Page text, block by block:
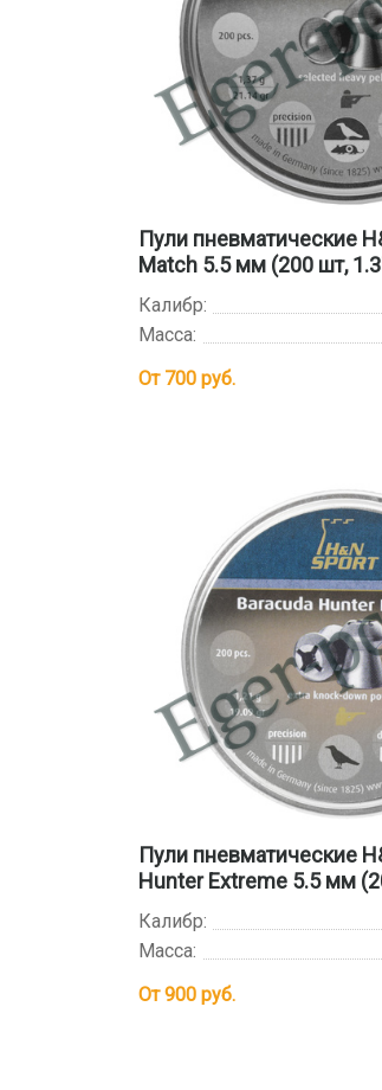
Пули пневматические
Match 5.5 мм (200 шт,
Калибр:
Масса:
От 700 руб.
Пули пневматические
Hunter Extreme 5.5 мм
Калибр:
Масса:
От900 руб.